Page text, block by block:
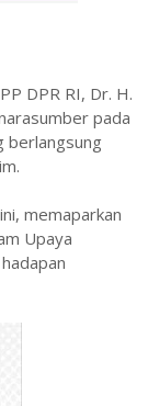
DPR RI, Dr. H.
pada
berlangsung
memaparkan
Upaya